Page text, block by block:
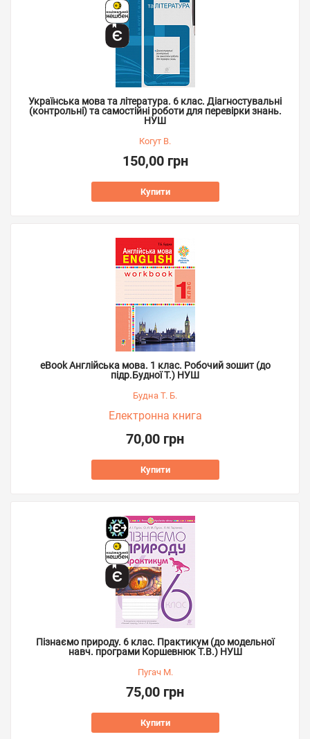
Українська мова та література. 6 клас. Діагностувальні
(контрольні) та самостійні роботи для перевірки знань.
НУШ
Когут В.
150,00 грн
Купити
eBook Англійська мова. 1 клас. Робочий зошит (до
підр.Будної Т.) НУШ
Будна Т. Б.
Електронна книга
70,00 грн
Купити
Пізнаємо природу. 6 клас. Практикум (до модельної
навч. програми Коршевнюк Т.В.) НУШ
Пугач М.
75,00 грн
Купити